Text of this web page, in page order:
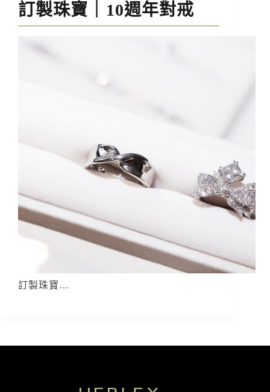
訂製珠寶｜10週年對戒
訂製珠寶…